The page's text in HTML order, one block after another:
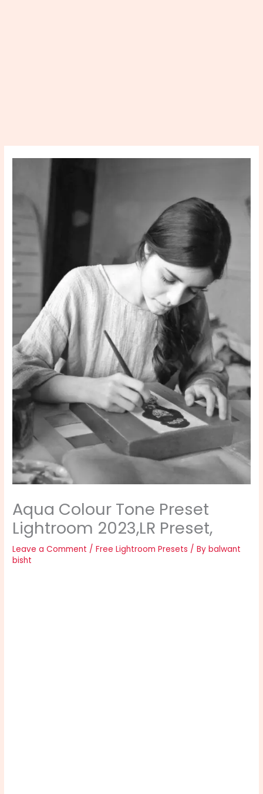
Aqua Colour Tone Preset
Lightroom 2023,LR Preset,
Leave a Comment /Free Lightroom Presets / Bybalwant
bisht